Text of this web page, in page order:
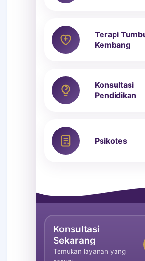
Terapi
Kembang
Konsultasi
Pendidikan
Psikotes
Konsultasi
Sekarang
Temukan layanan yang